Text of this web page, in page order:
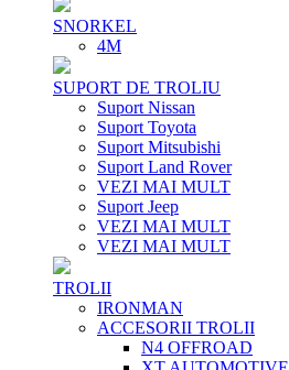
SNORKEL
4M
SUPORT DE TROLIU
Suport Nissan
Suport Toyota
Suport Mitsubishi
Suport Land Rover
VEZI MAI MULT
Suport Jeep
VEZI MAI MULT
VEZI MAI MULT
TROLII
IRONMAN
ACCESORII TROLII
N4 OFFROAD